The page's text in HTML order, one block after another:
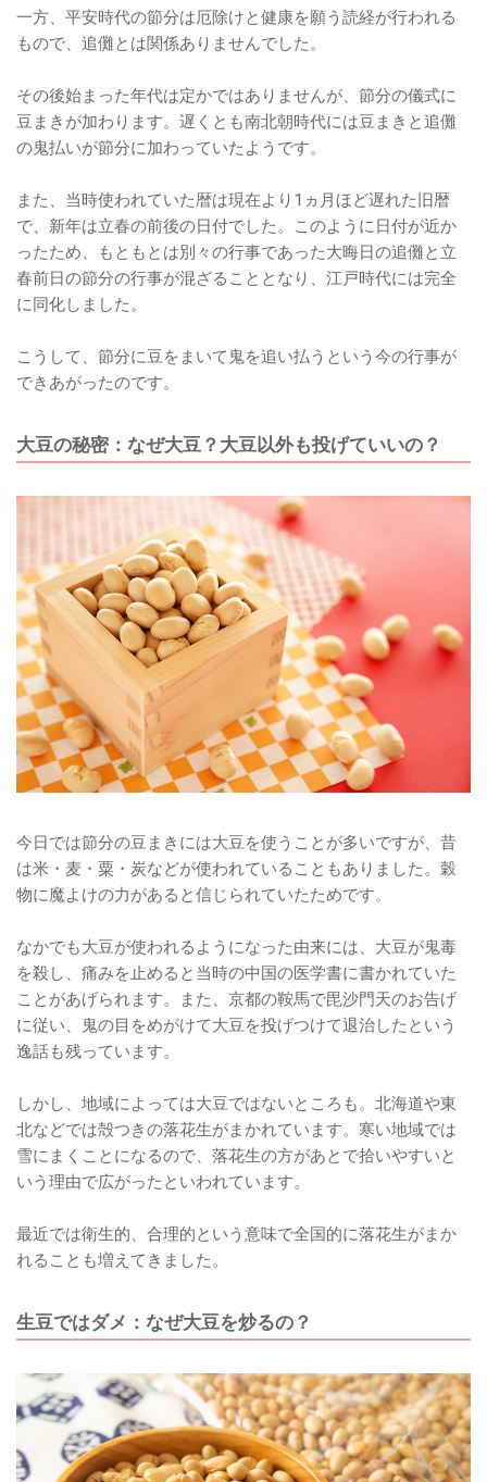
一方、平安時代の節分は厄除けと健康を願う読経が行われる
もので、追儺とは関係ありませんでした。
その後始まった年代は定かではありませんが、節分の儀式に
豆まきが加わります。遅くとも南北朝時代には豆まきと追儺
の鬼払いが節分に加わっていたようです。
また、当時使われていた暦は現在より1ヵ月ほど遅れた旧暦
で、新年は立春の前後の日付でした。このように日付が近か
ったため、もともとは別々の行事であった大晦日の追儺と立
春前日の節分の行事が混ざることとなり、江戸時代には完全
に同化しました。
こうして、節分に豆をまいて鬼を追い払うという今の行事が
できあがったのです。
大豆の秘密：なぜ大豆？大豆以外も投げていいの？
今日では節分の豆まきには大豆を使うことが多いですが、昔
は米・麦・粟・炭などが使われていることもありました。穀
物に魔よけの力があると信じられていたためです。
なかでも大豆が使われるようになった由来には、大豆が鬼毒
を殺し、痛みを止めると当時の中国の医学書に書かれていた
ことがあげられます。また、京都の鞍馬で毘沙門天のお告げ
に従い、鬼の目をめがけて大豆を投げつけて退治したという
逸話も残っています。
しかし、地域によっては大豆ではないところも。北海道や東
北などでは殻つきの落花生がまかれています。寒い地域では
雪にまくことになるので、落花生の方があとで拾いやすいと
いう理由で広がったといわれています。
最近では衛生的、合理的という意味で全国的に落花生がまか
れることも増えてきました。
生豆ではダメ：なぜ大豆を炒るの？